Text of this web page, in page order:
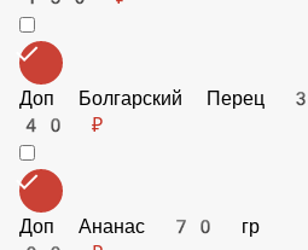
Доп сыр 100 гр